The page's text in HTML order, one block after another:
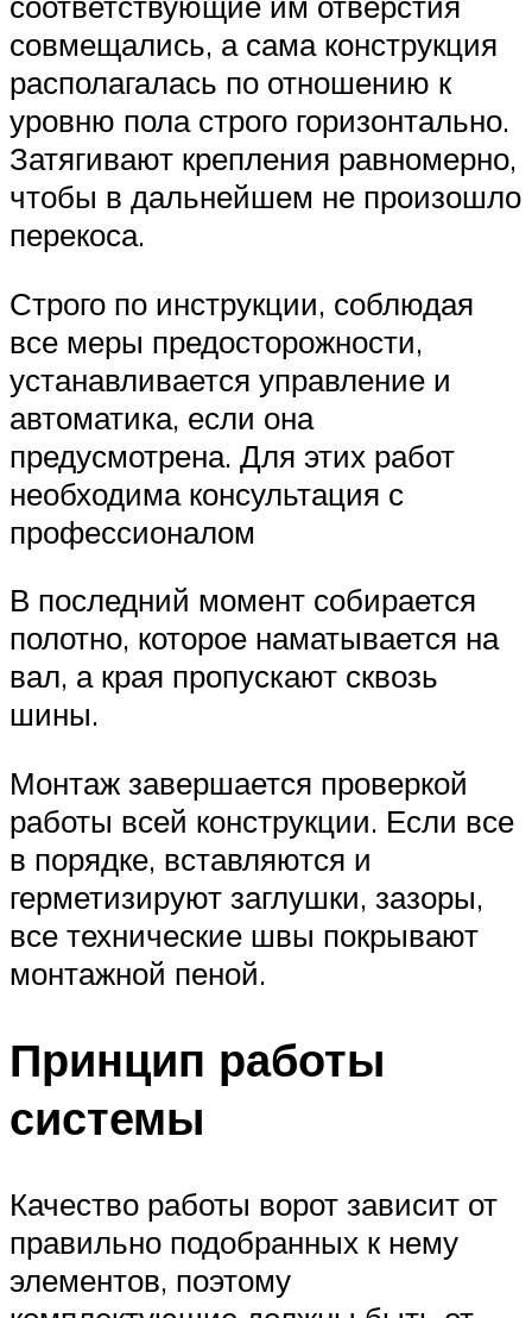
совмещались, а сама конструкция
располагалась по отношению к
уровню пола строго горизонтально.
Затягивают крепления равномерно,
чтобы в дальнейшем не произошло
перекоса.
Строго по инструкции, соблюдая
все меры предосторожности,
устанавливается управление и
автоматика, если она
предусмотрена. Для этих работ
необходима консультация с
профессионалом
В последний момент собирается
полотно, которое наматывается на
вал, а края пропускают сквозь
шины.
Монтаж завершается проверкой
работы всей конструкции. Если все
в порядке, вставляются и
герметизируют заглушки, зазоры,
все технические швы покрывают
монтажной пеной.
Принцип работы
системы
Качество работы ворот зависит от
правильно подобранных к нему
элементов, поэтому